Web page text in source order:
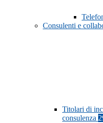
Consulenti e
Titolari di
consulenza